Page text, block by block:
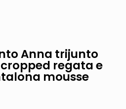
Anna trijunto
regata e
mousse